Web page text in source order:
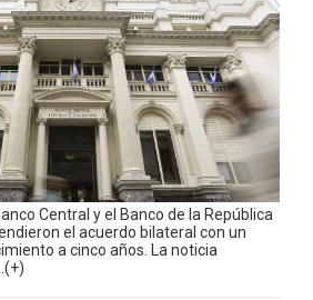
Central y el Banco de la República
el acuerdo bilateral con un
a cinco años. La noticia